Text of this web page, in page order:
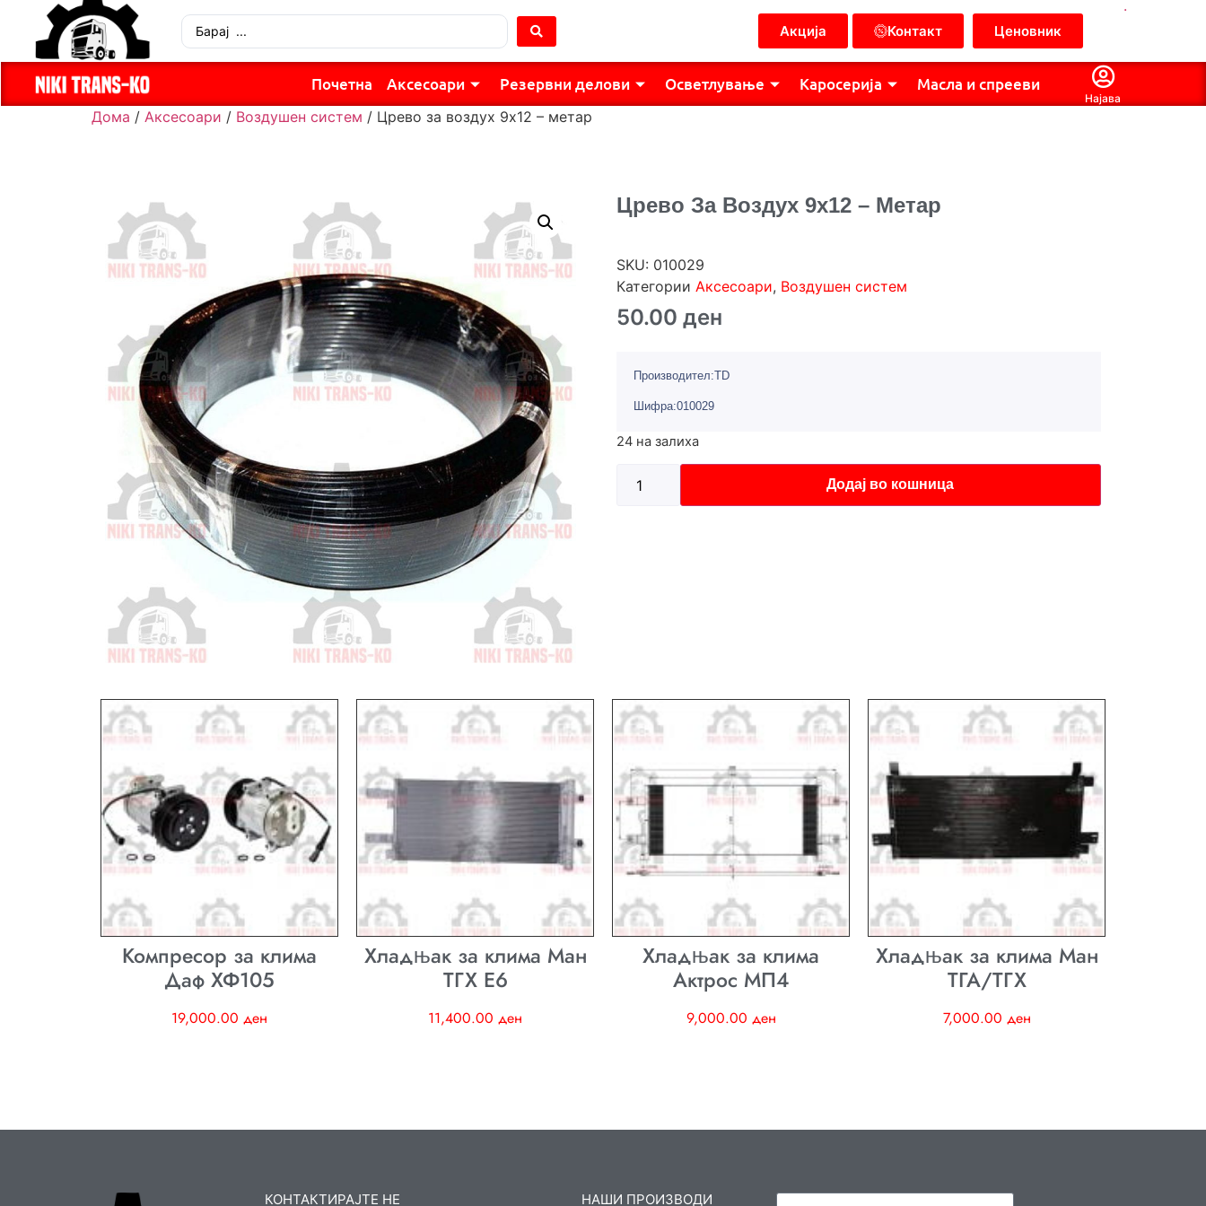
Акција Контакт Ценовник
.
Почетна Аксесоари Резервни делови Осветлување Каросерија Масла и спрееви
Најава
Дома / Аксесоари / Воздушен систем / Црево за воздух 9х12 – метар
Црево За Воздух 9х12 – Метар
SKU: 010029
Категории Аксесоари, Воздушен систем
50.00 ден
Производител:TD
Шифра:010029
24 на залиха
Додај во кошница
Компресор за клима
Даф ХФ105
19,000.00 ден
Хладњак за клима Ман
ТГХ E6
11,400.00 ден
Хладњак за клима
Актрос МП4
9,000.00 ден
Хладњак за клима Ман
ТГА/ТГХ
7,000.00 ден
КОНТАКТИРАЈТЕ НЕ НАШИ ПРОИЗВОДИ